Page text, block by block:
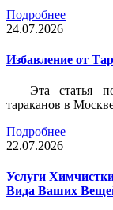
Подробнее
24.07.2026
Избавление от
Эта статья
тараканов в
Подробнее
22.07.2026
Услуги
Вида Ваших